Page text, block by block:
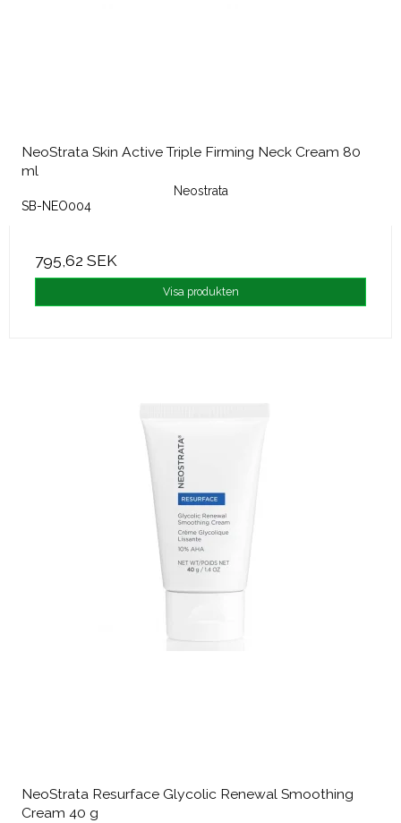
NeoStrata Skin Active Triple Firming Neck Cream 80
ml
Neostrata
SB-NEO004
795,62 SEK
Visa produkten
NeoStrata Resurface Glycolic Renewal Smoothing
Cream 40 g